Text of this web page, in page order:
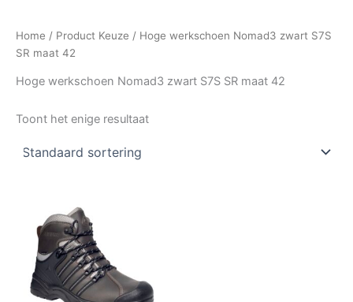
Home / Product Keuze / Hoge werkschoen Nomad3 zwart S7S
SR maat 42
Hoge werkschoen Nomad3 zwart S7S SR maat 42
Toont het enige resultaat
Deze